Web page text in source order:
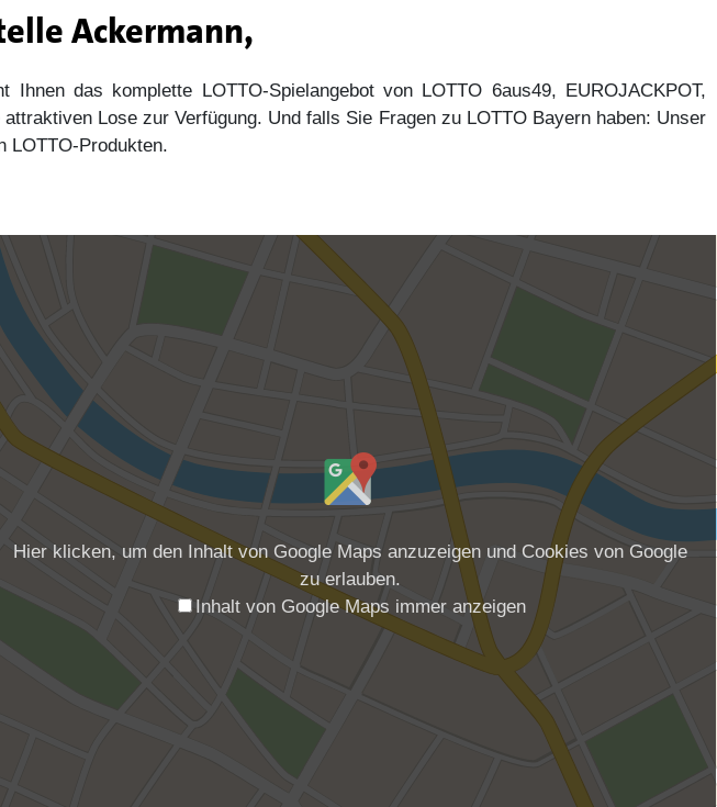
Ackermann,
das komplette LOTTO-Spielangebot von LOTTO 6aus49, EUROJACKPOT,
Lose zur Verfügung. Und falls Sie Fragen zu LOTTO Bayern haben: Unser
LOTTO-Produkten.
Hier klicken, um den Inhalt von Google Maps anzuzeigen und Cookies von Google
zu erlauben.
Inhalt von Google Maps immer anzeigen